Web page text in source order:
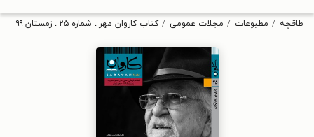
طاقچه مطبوعات مجلات عمومی کتاب کاروان مهر ـ شماره ۲۵ ـ زمستان ۹۹